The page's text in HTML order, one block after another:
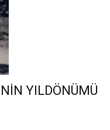
YILDÖNÜMÜ